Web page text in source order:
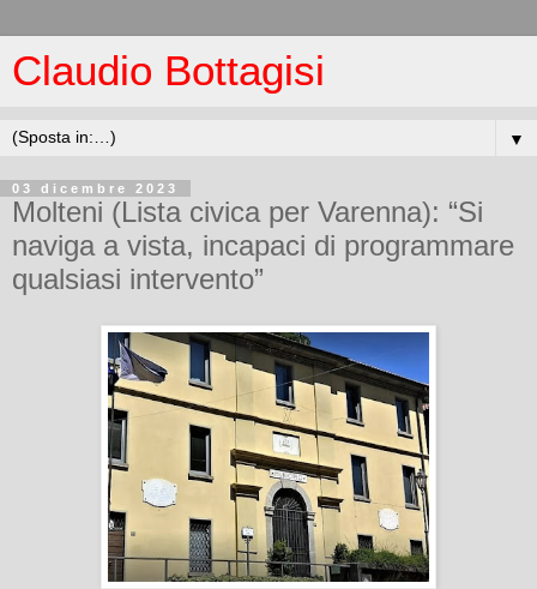
Claudio Bottagisi
▼
03 dicembre 2023
Molteni (Lista civica per Varenna): “Si
naviga a vista, incapaci di programmare
qualsiasi intervento”